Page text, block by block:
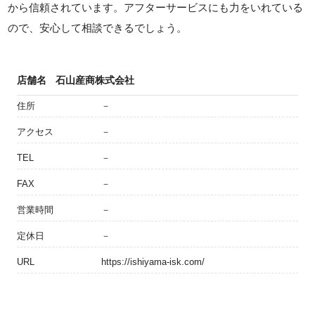
から信頼されています。アフターサービスにも力をいれている
ので、安心して相談できるでしょう。
店舗名 石山産商株式会社
住所 －
アクセス －
TEL －
FAX －
営業時間 －
定休日 －
URL https://ishiyama-isk.com/